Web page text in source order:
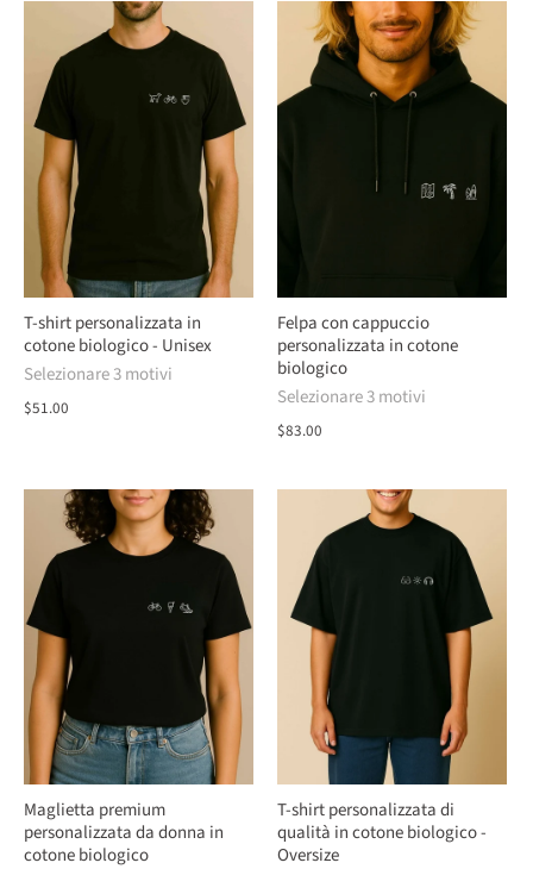
T-shirt personalizzata in
cotone biologico - Unisex
Selezionare 3 motivi
$51.00
Felpa con cappuccio
personalizzata in cotone
biologico
Selezionare 3 motivi
$83.00
Maglietta premium
personalizzata da donna in
cotone biologico
T-shirt personalizzata di
qualità in cotone biologico -
Oversize